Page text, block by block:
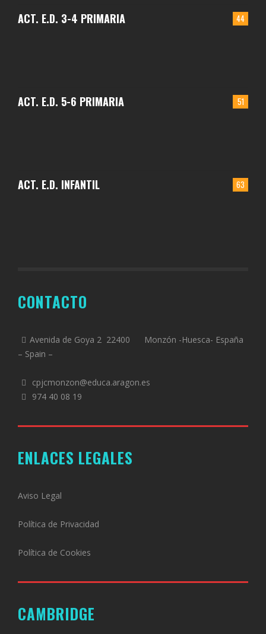
44
ACT. E.D. 3-4 PRIMARIA
51
ACT. E.D. 5-6 PRIMARIA
63
ACT. E.D. INFANTIL
CONTACTO
Avenida de Goya 2 22400 Monzón -Huesca- España
– Spain –
cpjcmonzon@educa.aragon.es
974 40 08 19
ENLACES LEGALES
Aviso Legal
Política de Privacidad
Política de Cookies
CAMBRIDGE